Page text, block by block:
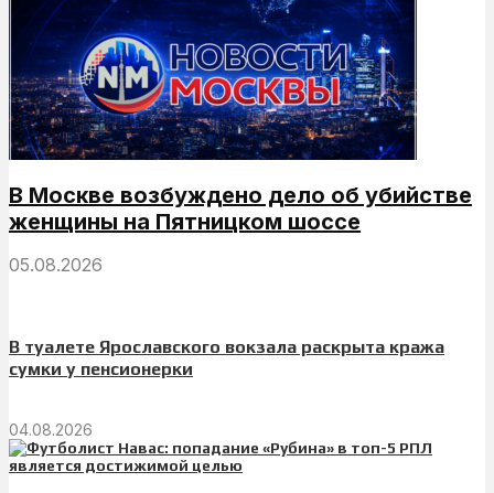
В Москве возбуждено дело об убийстве
женщины на Пятницком шоссе
05.08.2026
В туалете Ярославского вокзала раскрыта кража
сумки у пенсионерки
04.08.2026